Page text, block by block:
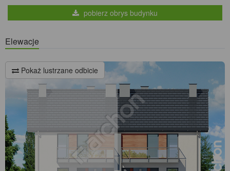
pobierz obrys budynku
Elewacje
Pokaż lustrzane odbicie